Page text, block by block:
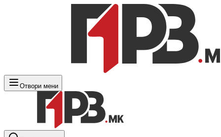
Отвори мени